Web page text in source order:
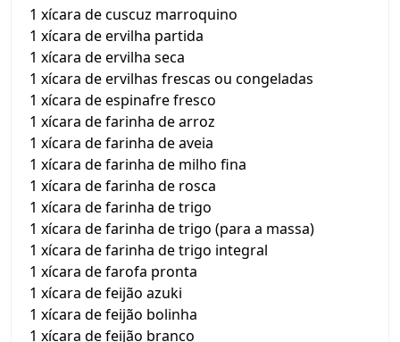
1 xícara de cuscuz marroquino
1 xícara de ervilha partida
1 xícara de ervilha seca
1 xícara de ervilhas frescas ou congeladas
1 xícara de espinafre fresco
1 xícara de farinha de arroz
1 xícara de farinha de aveia
1 xícara de farinha de milho fina
1 xícara de farinha de rosca
1 xícara de farinha de trigo
1 xícara de farinha de trigo (para a massa)
1 xícara de farinha de trigo integral
1 xícara de farofa pronta
1 xícara de feijão azuki
1 xícara de feijão bolinha
1 xícara de feijão branco